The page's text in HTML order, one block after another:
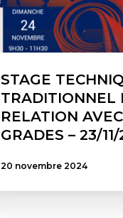
STAGE
TRADITIONNEL
RELATION
GRADES – 23/
20 novembre 2024